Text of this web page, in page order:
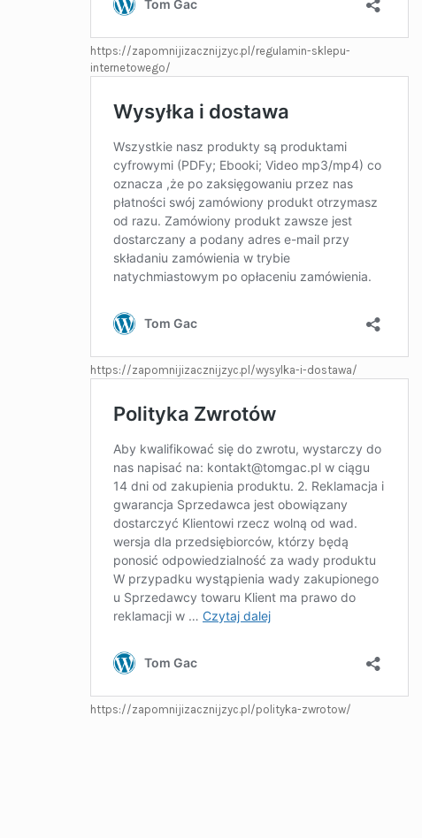
https://zapomnijizacznijzyc.pl/regulamin-sklepu-
internetowego/
https://zapomnijizacznijzyc.pl/wysylka-i-dostawa/
https://zapomnijizacznijzyc.pl/polityka-zwrotow/